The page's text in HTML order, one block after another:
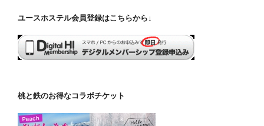
ユースホステル会員登録はこちらから↓
桃と鉄のお得なコラボチケット